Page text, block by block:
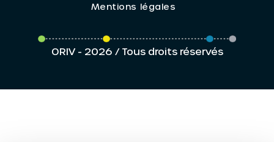
Mentions légales
ORIV - 2026 / Tous droits réservés